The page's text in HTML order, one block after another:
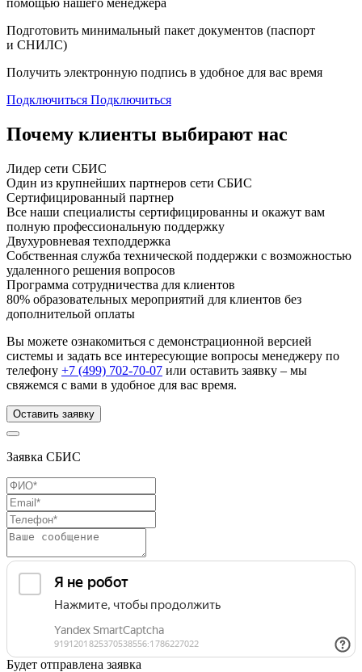
помощью нашего менеджера
Подготовить минимальный пакет документов (паспорт
и СНИЛС)
Получить электронную подпись в удобное для вас время
Подключиться Подключиться
Почему клиенты выбирают нас
Лидер сети СБИС
Один из крупнейших партнеров сети СБИС
Сертифицированный партнер
Все наши специалисты сертифицированны и окажут вам
полную профессиональную поддержку
Двухуровневая техподдержка
Собственная служба технической поддержки с возможностью
удаленного решения вопросов
Программа сотрудничества для клиентов
80% образовательных мероприятий для клиентов без
дополнительой оплаты
Вы можете ознакомиться с демонстрационной версией
системы и задать все интересующие вопросы менеджеру по
телефону +7 (499) 702-70-07 или оставить заявку – мы
свяжемся с вами в удобное для вас время.
Оставить заявку
Заявка СБИС
Будет отправлена заявка